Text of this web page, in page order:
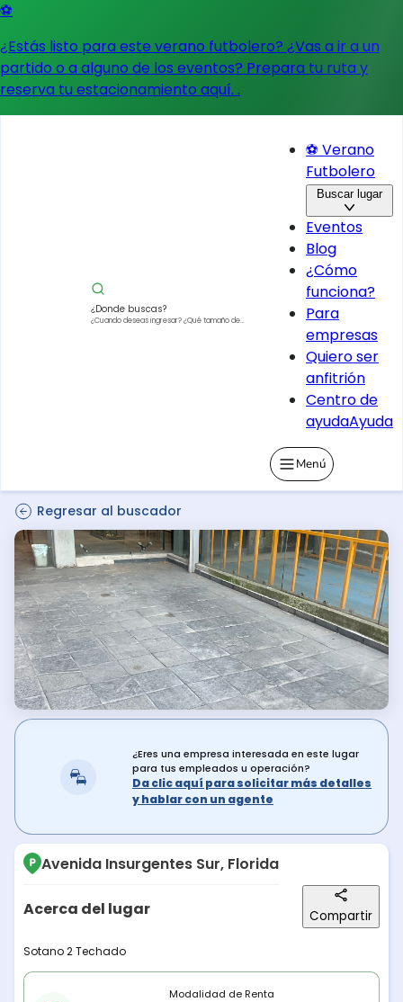
⚽
¿Estás listo para este verano futbolero? ¿Vas a ir a un
partido o a alguno de los eventos? Prepara tu ruta y
reserva tu estacionamiento aquí. .
¿Donde buscas?
¿Cuando deseas ingresar?¿Qué tamaño de
⚽ Verano
Futbolero
Buscar lugar
Eventos
Blog
¿Cómo
funciona?
Para
empresas
Quiero ser
anfitrión
Centro de
ayudaAyuda
Menú
Regresar al buscador
¿Eres una empresa interesada en este lugar
para tus empleados u operación?
Da clic aquí para solicitar más detalles
y hablar con un agente
Avenida Insurgentes Sur, Florida
Acerca del lugar Compartir
Descripción del lugar
Sotano 2 Techado
Modalidades de rentaModalidad de Renta